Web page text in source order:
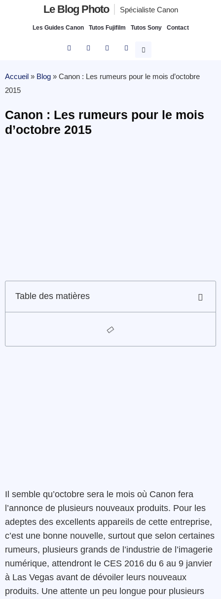
Le Blog Photo Spécialiste Canon
Les Guides Canon Tutos Fujifilm Tutos Sony Contact
Accueil » Blog » Canon : Les rumeurs pour le mois d’octobre
2015
Canon : Les rumeurs pour le mois
d’octobre 2015
Table des matières
Il semble qu’octobre sera le mois où Canon fera
l’annonce de plusieurs nouveaux produits. Pour les
adeptes des excellents appareils de cette entreprise,
c’est une bonne nouvelle, surtout que selon certaines
rumeurs, plusieurs grands de l’industrie de l’imagerie
numérique, attendront le CES 2016 du 6 au 9 janvier
à Las Vegas avant de dévoiler leurs nouveaux
produits. Une attente un peu longue pour plusieurs